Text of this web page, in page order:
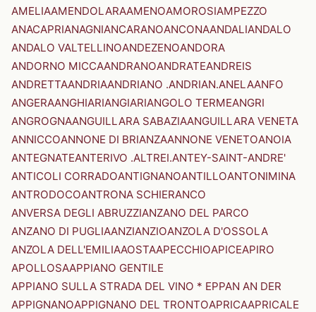
AMELIAAMENDOLARAAMENOAMOROSIAMPEZZO
ANACAPRIANAGNIANCARANOANCONAANDALIANDALO
ANDALO VALTELLINOANDEZENOANDORA
ANDORNO MICCAANDRANOANDRATEANDREIS
ANDRETTAANDRIAANDRIANO .ANDRIAN.ANELAANFO
ANGERAANGHIARIANGIARIANGOLO TERMEANGRI
ANGROGNAANGUILLARA SABAZIAANGUILLARA VENETA
ANNICCOANNONE DI BRIANZAANNONE VENETOANOIA
ANTEGNATEANTERIVO .ALTREI.ANTEY-SAINT-ANDRE'
ANTICOLI CORRADOANTIGNANOANTILLOANTONIMINA
ANTRODOCOANTRONA SCHIERANCO
ANVERSA DEGLI ABRUZZIANZANO DEL PARCO
ANZANO DI PUGLIAANZIANZIOANZOLA D'OSSOLA
ANZOLA DELL'EMILIAAOSTAAPECCHIOAPICEAPIRO
APOLLOSAAPPIANO GENTILE
APPIANO SULLA STRADA DEL VINO * EPPAN AN DER
APPIGNANOAPPIGNANO DEL TRONTOAPRICAAPRICALE